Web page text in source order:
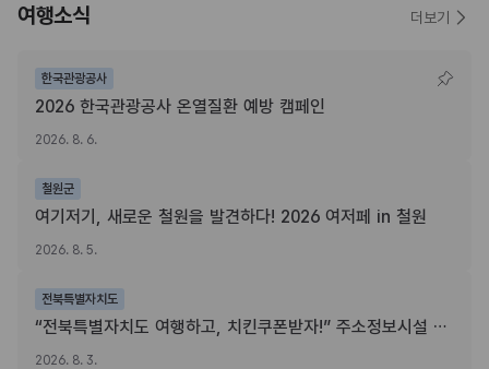
여행소식
한국관광공사
2026 한국관광공사 온열질환 예방 캠페인
2026. 8. 6.
철원군
여기저기, 새로운 철원을 발견하다! 2026 여저페 in 철원
2026. 8. 5.
전북특별자치도
“전북특별자치도 여행하고, 치킨쿠폰받자!” 주소정보시설 SNS 인증이벤트
2026. 8. 3.
더보기